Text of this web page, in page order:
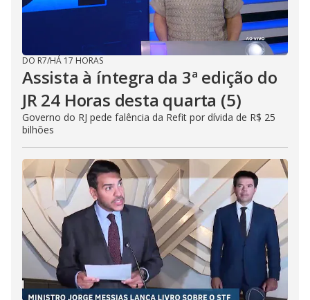
DO R7/HÁ 17 HORAS
Assista à íntegra da 3ª edição do
JR 24 Horas desta quarta (5)
Governo do RJ pede falência da Refit por dívida de R$ 25
bilhões